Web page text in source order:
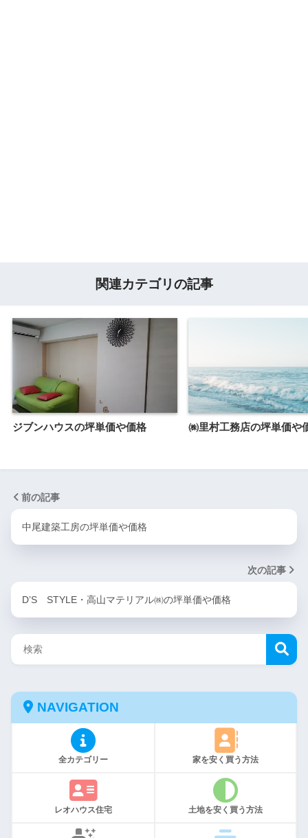
関連カテゴリの記事
ジブンハウスの坪単価や価格 ㈱里村工務店の坪単価や
前の記事
中尾建築工房の坪単価や価格
次の記事
D’S STYLE・高山マテリアル㈱の坪単価や価格
NAVIGATION
全カテゴリー 家を安く買う方法
レオハウス住宅 土地を安く買う方法